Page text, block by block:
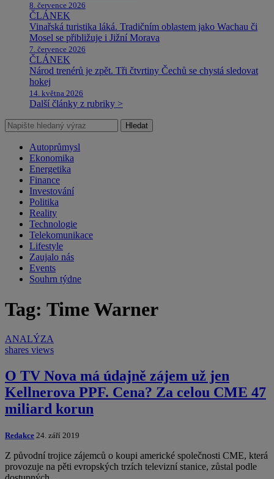
8. července 2026
ČLÁNEK
Vinařská turistika láká. Tradičním oblastem jako Wachau či
Mosel se přibližuje i Jižní Morava
7. července 2026
ČLÁNEK
Národ trenérů je zpět. Tři čtvrtiny Čechů se chystá sledovat
hokej
14. května 2026
Další články z rubriky >
Hledat
Autoprůmysl
Ekonomika
Energetika
Finance
Investování
Politika
Reality
Technologie
Telekomunikace
Lifestyle
Zaujalo nás
Events
Souhrn týdne
Tag: Time Warner
ANALÝZA
shares views
O TV Nova má údajně zájem už jen
Kellnerova PPF. Cena? Za celou CME 47
miliard korun
Redakce 24. září 2019
Z původní trojice zájemců o koupi americké společnosti CME, která
provozuje na pěti evropských trzích televizní stanice, zůstal podle